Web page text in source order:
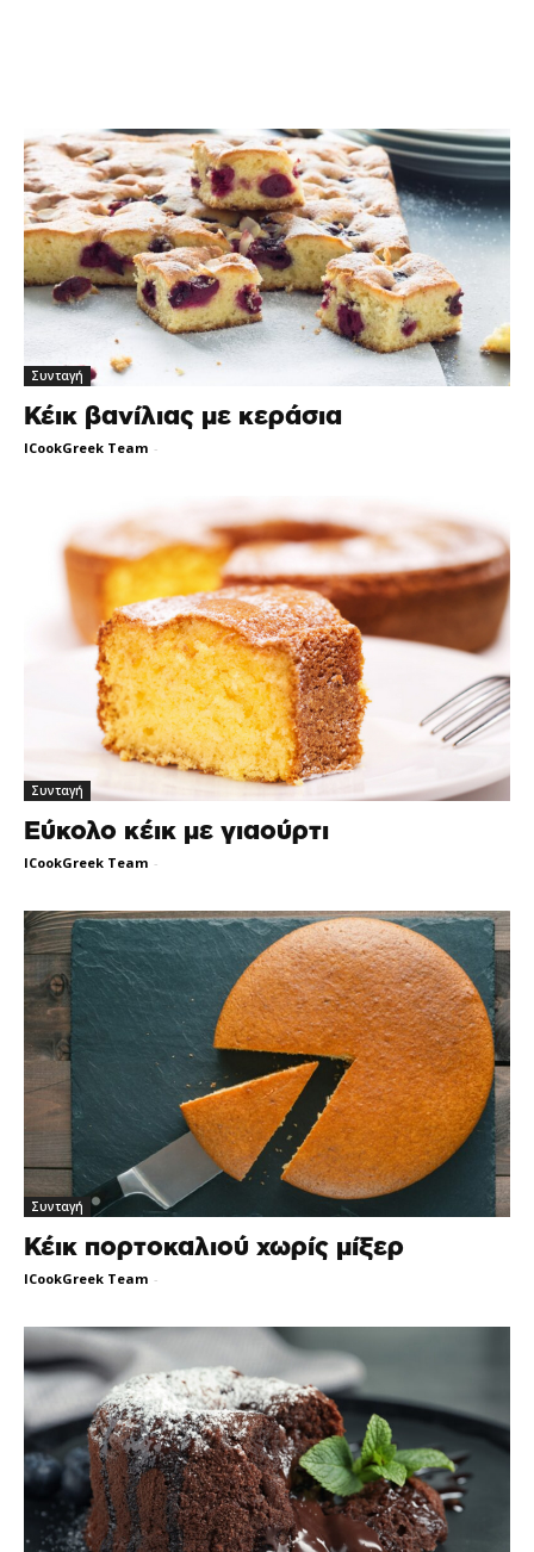
Συνταγή
Κέικ βανίλιας με κεράσια
ICookGreek Team -
Συνταγή
Εύκολο κέικ με γιαούρτι
ICookGreek Team -
Συνταγή
Κέικ πορτοκαλιού χωρίς μίξερ
ICookGreek Team -